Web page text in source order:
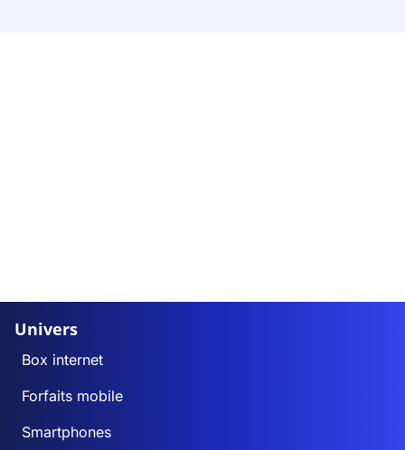
Univers
Box internet
Forfaits mobile
Smartphones